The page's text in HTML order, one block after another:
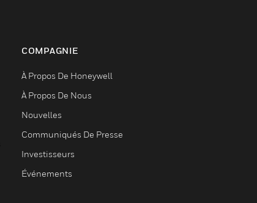
COMPAGNIE
À Propos De Honeywell
À Propos De Nous
Nouvelles
Communiqués De Presse
Investisseurs
Événements